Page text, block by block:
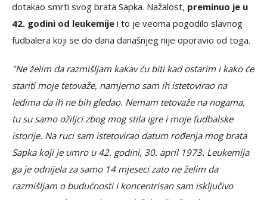
dotakao smrti svog brata Sapka. Nažalost, preminuo je u
42. godini od leukemije i to je veoma pogodilo slavnog
fudbalera koji se do dana današnjeg nije oporavio od toga.
"Ne želim da razmišljam kakav ću biti kad ostarim i kako će
stariti moje tetovaže, namjerno sam ih istetovirao na
leđima da ih ne bih gledao. Nemam tetovaže na nogama,
tu su samo ožiljci zbog mog stila igre i moje fudbalske
istorije. Na ruci sam istetovirao datum rođenja mog brata
Sapka koji je umro u 42. godini, 30. april 1973. Leukemija
ga je odnijela za samo 14 mjeseci zato ne želim da
razmišljam o budućnosti i koncentrisan sam isključivo